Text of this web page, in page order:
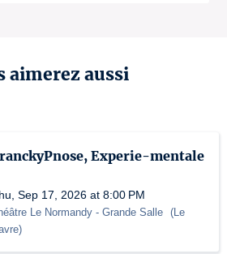
aimerez aussi
Experie-mentale
Sep 17, 2026 at 8:00 PM
Le Normandy - Grande Salle (Le
)